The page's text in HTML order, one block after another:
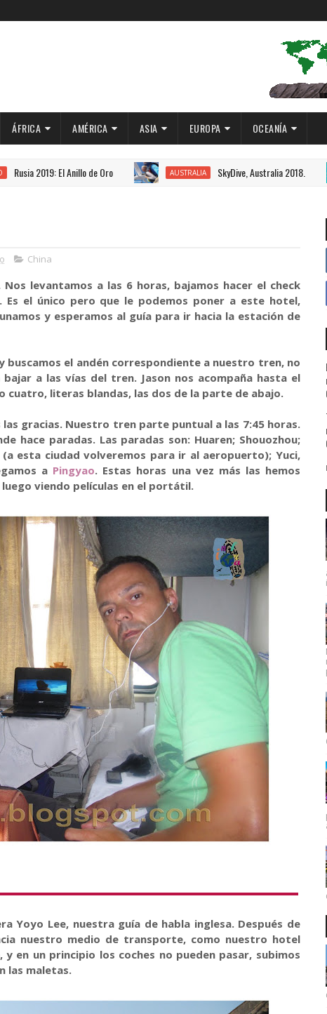
ÁFRICA AMÉRICA ASIA EUROPA OCEANÍA
El Anillo de Oro AUSTRALIA SkyDive, Australia 2018.
China
levantamos a las 6 horas, bajamos hacer el check
Es el único pero que le podemos poner a este hotel,
y esperamos al guía para ir hacia la estación de
buscamos el andén correspondiente a nuestro tren, no
a las vías del tren. Jason nos acompaña hasta el
cuatro, literas blandas, las dos de la parte de abajo.
las gracias. Nuestro tren parte puntual a las 7:45 horas.
hace paradas. Las paradas son: Huaren; Shouozhou;
(a esta ciudad volveremos para ir al aeropuerto); Yuci,
a Pingyao. Estas horas una vez más las hemos
viendo películas en el portátil.
Yoyo Lee, nuestra guía de habla inglesa. Después de
nuestro medio de transporte, como nuestro hotel
en un principio los coches no pueden pasar, subimos
las maletas.
A quienes me preguntan la